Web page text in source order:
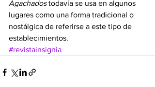
Agachados todavía se usa en algunos
lugares como una forma tradicional o
nostálgica de referirse a este tipo de
establecimientos.
#revistainsignia